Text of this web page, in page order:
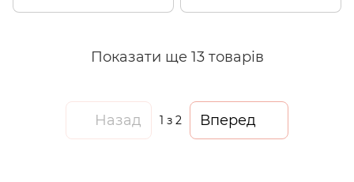
Показати ще 13 товарів
Назад 1 з 2 Вперед